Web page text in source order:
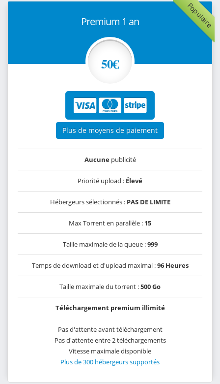
Populaire
Premium 1 an
50€
Plus de moyens de paiement
Aucunepublicité
Priorité upload : Élevé
Hébergeurs sélectionnés : PAS DE LIMITE
Max Torrent en parallèle : 15
Taille maximale de la queue :999
Temps de download et d'upload maximal :96 Heures
Taille maximale du torrent :500 Go
Téléchargement premium illimité
Pas d'attente avant téléchargement
Pas d'attente entre 2 téléchargements
Vitesse maximale disponible
Plus de 300 hébergeurs supportés